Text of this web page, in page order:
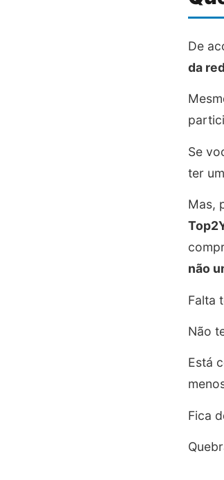
De
da
Se
ter
Mas,
não
Falta
Não
Está
Fica